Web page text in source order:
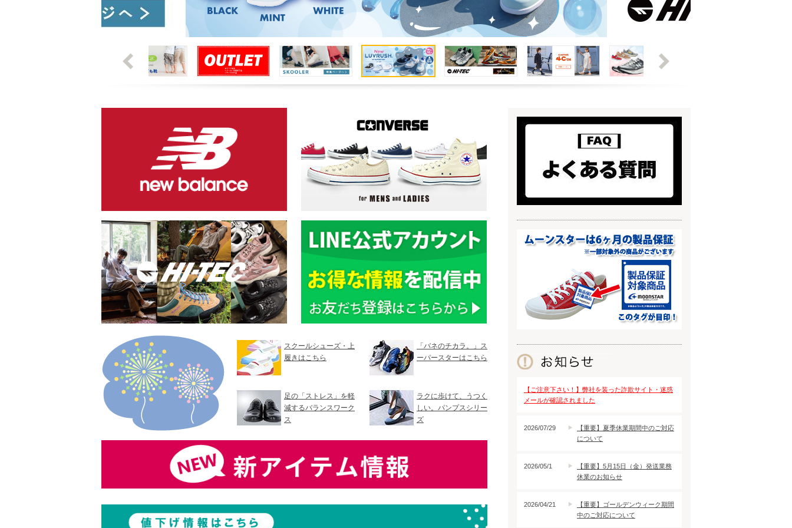
スクールシューズ・上
履きはこちら
「バネのチカラ。」ス
ーパースターはこちら
足の「ストレス」を軽
減するバランスワーク
ス
ラクに歩けて、うつく
しい。パンプスシリー
ズ
【ご注意下さい！】弊社を装った詐欺サイト・迷惑
メールが確認されました
2026/07/29
【重要】夏季休業期間中のご対応
について
2026/05/1
【重要】5月15日（金）発送業務
休業のお知らせ
2026/04/21
【重要】ゴールデンウィーク期間
中のご対応について